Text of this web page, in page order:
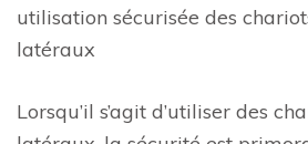
utilisation sécurisée des
latéraux
Lorsqu’il s’agit d’utiliser des